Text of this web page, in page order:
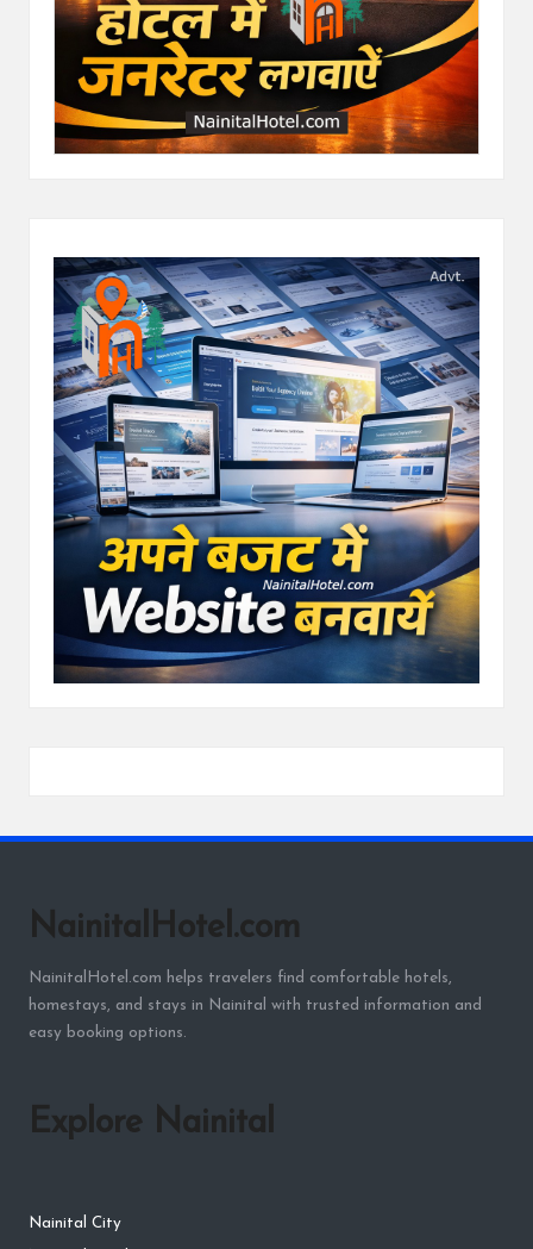
NainitalHotel.com
NainitalHotel.com helps travelers find comfortable hotels,
homestays, and stays in Nainital with trusted information and
easy booking options.
Explore Nainital
Nainital City